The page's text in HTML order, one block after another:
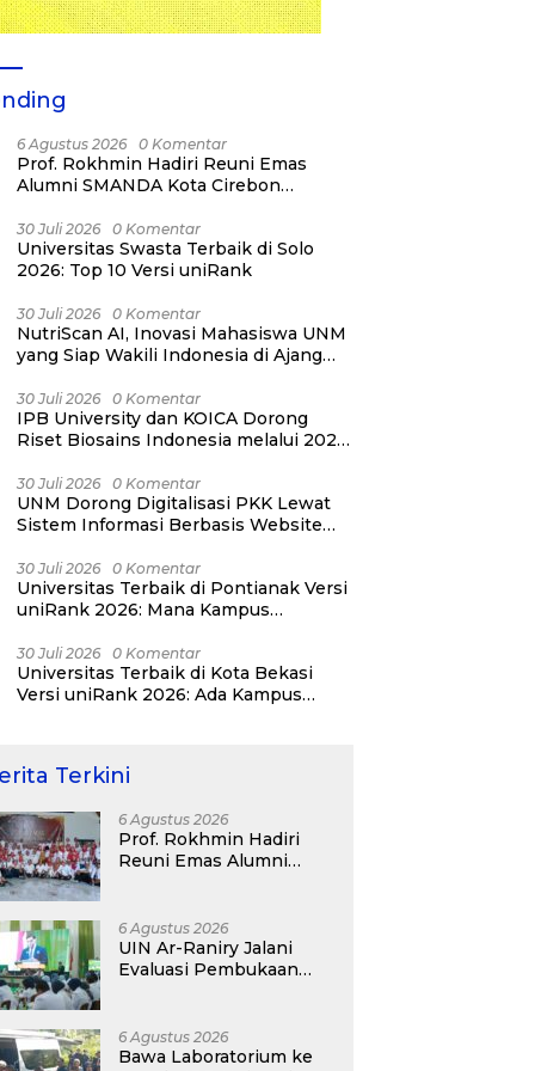
6 Agustus 2026 0 Komentar
Prof. Rokhmin Hadiri Reuni Emas
Alumni SMANDA Kota Cirebon
Pernah Bersama
30 Juli 2026 0 Komentar
Universitas Swasta Terbaik di Solo
2026: Top 10 Versi uniRank
30 Juli 2026 0 Komentar
NutriScan AI, Inovasi Mahasiswa UNM
yang Siap Wakili Indonesia di Ajang
30 Juli 2026 0 Komentar
IPB University dan KOICA Dorong
Riset Biosains Indonesia melalui 2026
30 Juli 2026 0 Komentar
UNM Dorong Digitalisasi PKK Lewat
Sistem Informasi Berbasis Website
30 Juli 2026 0 Komentar
Universitas Terbaik di Pontianak Versi
uniRank 2026: Mana Kampus
30 Juli 2026 0 Komentar
Universitas Terbaik di Kota Bekasi
Versi uniRank 2026: Ada Kampus
Terkini
6 Agustus 2026
Prof. Rokhmin Hadiri
Reuni Emas Alumni
Lalu Kita Pernah
Bersama
6 Agustus 2026
UIN Ar-Raniry Jalani
Evaluasi Pembukaan
Mahasiswa Baru Tahun
Ini
6 Agustus 2026
Bawa Laboratorium ke